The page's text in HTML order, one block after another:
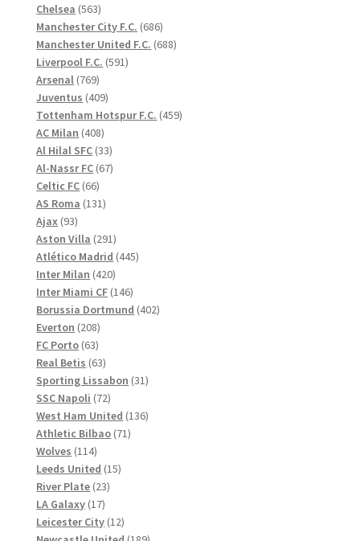
Chelsea 563563
produkter
Manchester City F.C. 686686
produkter
Manchester United F.C. 688688
Liverpool F.C. 591591
Arsenal 769769
produkter
Juventus 409409
produkter
Tottenham Hotspur F.C. 459459
AC Milan 408408
produkter
Al Hilal SFC 3333
produkter
Al-Nassr FC 6767
Celtic FC 6666
produkter
AS Roma 131131
Ajax 9393
produkter
Aston Villa 291291
produkter
Atlético Madrid 445445
Inter Milan 420420
produkter
Inter Miami CF 146146
produkter
Borussia Dortmund 402402
Everton 208208
produkter
FC Porto 6363
produkter
Real Betis 6363
produkter
Sporting Lissabon 3131
SSC Napoli 7272
produkter
West Ham United 136136
Athletic Bilbao 7171
Wolves 114114
produkter
Leeds United 1515
River Plate 2323
LA Galaxy 1717
produkter
Leicester City 1212